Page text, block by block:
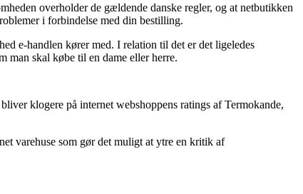
overholder de gældende danske regler, og at netbutikken
i forbindelse med din bestilling.
e-handlen kører med. I relation til det er det ligeledes
man skal købe til en dame eller herre.
klogere på internet webshoppens ratings af Termokande,
varehuse som gør det muligt at ytre en kritik af